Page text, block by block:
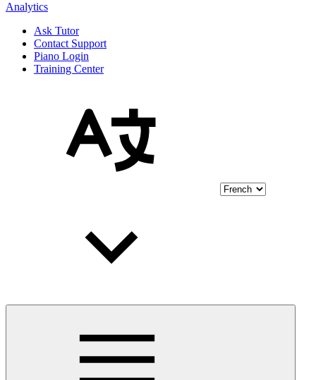
Analytics
Ask Tutor
Contact Support
Piano Login
Training Center